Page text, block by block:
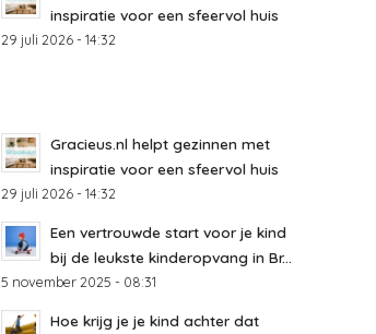
inspiratie voor een sfeervol huis
29 juli 2026 - 14:32
Gracieus.nl helpt gezinnen met
inspiratie voor een sfeervol huis
29 juli 2026 - 14:32
Een vertrouwde start voor je kind
bij de leukste kinderopvang in Br...
5 november 2025 - 08:31
Hoe krijg je je kind achter dat